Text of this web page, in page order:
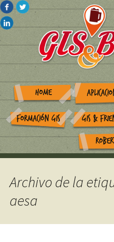
HOME
FORMACIÓN GIS GIS &
Archivo de la
aesa